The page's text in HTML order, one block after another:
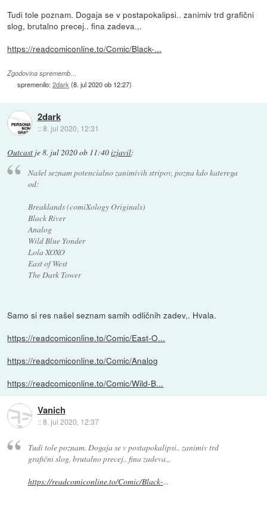
Tudi tole poznam. Dogaja se v postapokalipsi.. zanimiv trd grafični
slog, brutalno precej.. fina zadeva.,.
https://readcomiconline.to/Comic/Black-...
Zgodovina sprememb…
spremenilo:2dark (8. jul 2020 ob 12:27)
2dark
::8. jul 2020, 12:31
Outcast je8. jul 2020 ob 11:40izjavil:
Našel seznam potencialno zanimivih stripov, pozna kdo katerega
od:
Breaklands (comiXology Originals)
Black River
Analog
Wild Blue Yonder
Lola XOXO
East of West
The Dark Tower
Samo si res našel seznam samih odličnih zadev,. Hvala.
https://readcomiconline.to/Comic/East-O...
https://readcomiconline.to/Comic/Analog
https://readcomiconline.to/Comic/Wild-B...
Vanich
::8. jul 2020, 12:37
Tudi tole poznam. Dogaja se v postapokalipsi.. zanimiv trd
grafični slog, brutalno precej.. fina zadeva.,.
https://readcomiconline.to/Comic/Black-...